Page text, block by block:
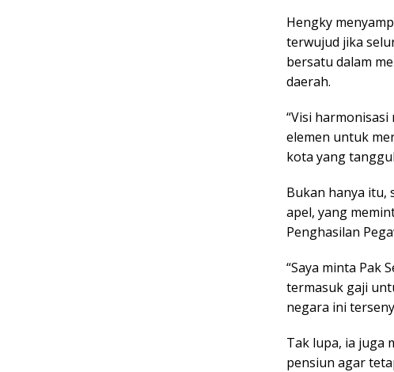
Hengky
terwujud jika
bersatu dalam
daerah.
“Visi
elemen untuk
kota yang
Bukan hanya itu,
apel, yang
Penghasilan
“Saya minta Pak
termasuk gaji
negara ini
Tak lupa, ia juga
pensiun agar